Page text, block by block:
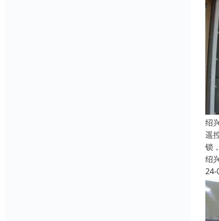
绍
遥
锁
绍
24-